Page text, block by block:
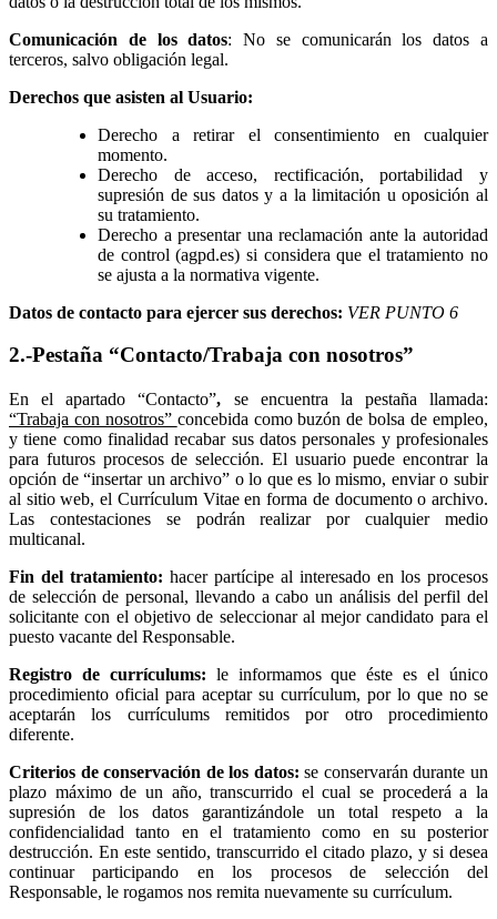
Comunicación de los datos: No se comunicarán los datos a
terceros, salvo obligación legal.
Derechos que asisten al Usuario:
Derecho a retirar el consentimiento en cualquier
momento.
Derecho de acceso, rectificación, portabilidad y
supresión de sus datos y a la limitación u oposición al
su tratamiento.
Derecho a presentar una reclamación ante la autoridad
de control (agpd.es) si considera que el tratamiento no
se ajusta a la normativa vigente.
Datos de contacto para ejercer sus derechos: VER PUNTO 6
2.-Pestaña “Contacto/Trabaja con nosotros”
En el apartado “Contacto”, se encuentra la pestaña llamada:
“Trabaja con nosotros” concebida como buzón de bolsa de empleo,
y tiene como finalidad recabar sus datos personales y profesionales
para futuros procesos de selección. El usuario puede encontrar la
opción de “insertar un archivo” o lo que es lo mismo, enviar o subir
al sitio web, el Currículum Vitae en forma de documento o archivo.
Las contestaciones se podrán realizar por cualquier medio
multicanal.
Fin del tratamiento: hacer partícipe al interesado en los procesos
de selección de personal, llevando a cabo un análisis del perfil del
solicitante con el objetivo de seleccionar al mejor candidato para el
puesto vacante del Responsable.
Registro de currículums: le informamos que éste es el único
procedimiento oficial para aceptar su currículum, por lo que no se
aceptarán los currículums remitidos por otro procedimiento
diferente.
Criterios de conservación de los datos: se conservarán durante un
plazo máximo de un año, transcurrido el cual se procederá a la
supresión de los datos garantizándole un total respeto a la
confidencialidad tanto en el tratamiento como en su posterior
destrucción. En este sentido, transcurrido el citado plazo, y si desea
continuar participando en los procesos de selección del
Responsable, le rogamos nos remita nuevamente su currículum.